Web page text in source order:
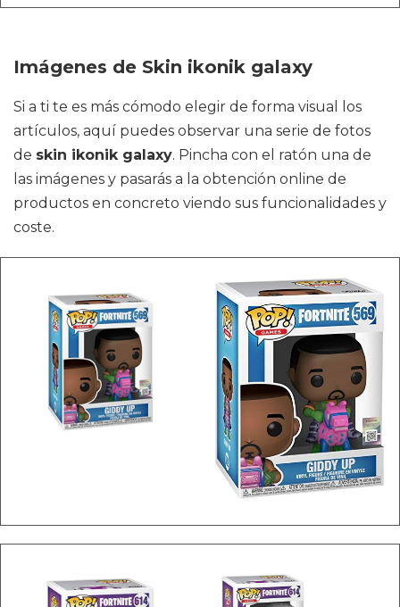
Imágenes de Skin ikonik galaxy
Si a ti te es más cómodo elegir de forma visual los
artículos, aquí puedes observar una serie de fotos
de skin ikonik galaxy. Pincha con el ratón una de
las imágenes y pasarás a la obtención online de
productos en concreto viendo sus funcionalidades y
coste.